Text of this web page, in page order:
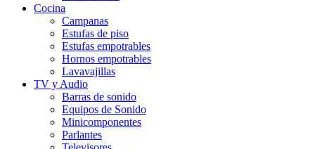
Cocina
Campanas
Estufas de piso
Estufas empotrables
Hornos empotrables
Lavavajillas
TV y Audio
Barras de sonido
Equipos de Sonido
Minicomponentes
Parlantes